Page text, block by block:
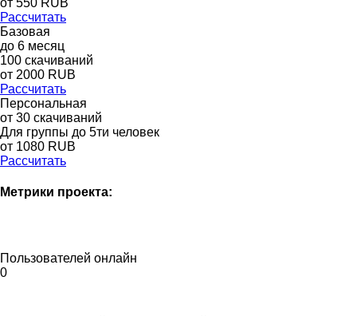
Рассчитать
Базовая
до 6 месяц
100 скачиваний
от 2000 RUB
Рассчитать
Персональная
от 30 скачиваний
Для группы до 5ти человек
от 1080 RUB
Рассчитать
Метрики проекта:
Пользователей онлайн
0